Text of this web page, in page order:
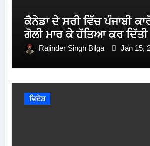
ਕੈਨੇਡਾ ਦੇ ਸਰੀ ਵਿੱਚ ਪੰਜਾਬੀ
ਗੋਲੀ ਮਾਰ ਕੇ ਹੱਤਿਆ ਕਰ ਦਿੱਤੀ
Rajinder Singh Bilga Jan 15,
ਵਿਦੇਸ਼